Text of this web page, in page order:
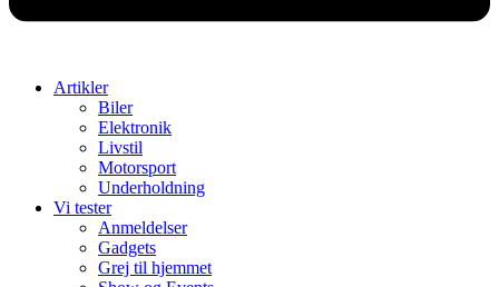
Artikler
Biler
Elektronik
Livstil
Motorsport
Underholdning
Vi tester
Anmeldelser
Gadgets
Grej til hjemmet